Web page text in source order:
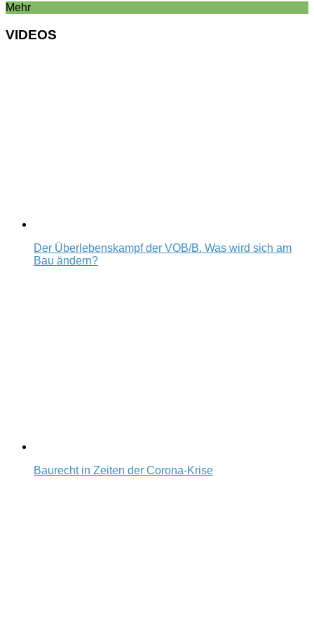
Mehr
VIDEOS
Der Überlebenskampf der VOB/B. Was wird sich am
Bau ändern?
Baurecht in Zeiten der Corona-Krise